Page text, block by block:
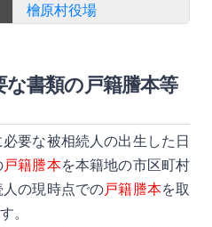
檜原村役場
書類の戸籍謄本等
要な被相続人の出生した日
戸籍謄本を本籍地の市区町村
の現時点での戸籍謄本を取
。